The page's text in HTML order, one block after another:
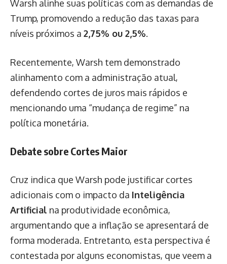
Warsh alinhe suas políticas com as demandas de
Trump, promovendo a redução das taxas para
níveis próximos a 2,75% ou 2,5%.
Recentemente, Warsh tem demonstrado
alinhamento com a administração atual,
defendendo cortes de juros mais rápidos e
mencionando uma “mudança de regime” na
política monetária.
Debate sobre Cortes Maior
Cruz indica que Warsh pode justificar cortes
adicionais com o impacto da Inteligência
Artificial na produtividade econômica,
argumentando que a inflação se apresentará de
forma moderada. Entretanto, esta perspectiva é
contestada por alguns economistas, que veem a